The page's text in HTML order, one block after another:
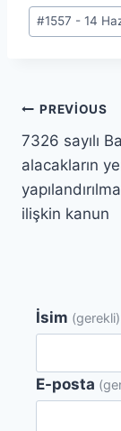
Post
Tags:
#1557 - 14
Yazı
PREVIOUS
7326 sayılı
alacakların
ilişkin kanun
İsim (gerekli)
E-posta